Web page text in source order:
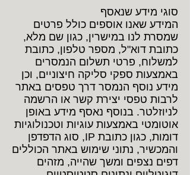
סוגי מידע שנאסף
המידע שאנו אוספים כולל פרטים
שמסרת לנו במישרין, כגון שם מלא,
כתובת דוא"ל, מספר טלפון, כתובת
למשלוח, פרטי תשלום הנמסרים
באמצעות ספקי סליקה חיצוניים, וכן
מידע נוסף הנמסר דרך טפסים באתר
לרבות טפסי יצירת קשר או הרשמה
לניוזלטר. בנוסף נאסף מידע באופן
אוטומטי באמצעות עוגיות וטכנולוגיות
דומות, כגון כתובת IP, סוג הדפדפן
והמכשיר, נתוני שימוש באתר הכוללים
דפים נצפים ומשך שהייה, מזהים